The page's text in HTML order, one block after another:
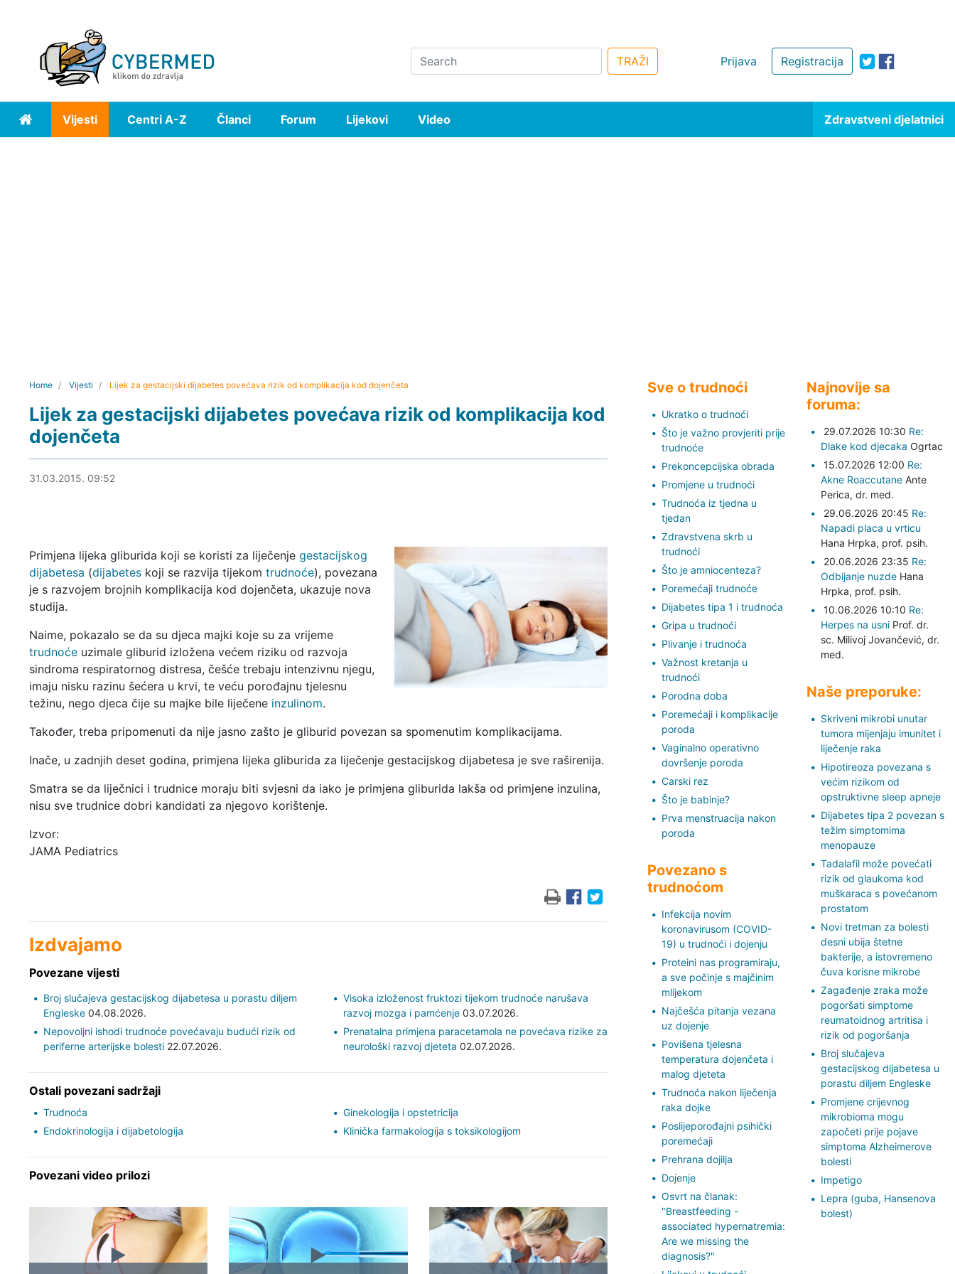
Registracija
Prijava
Search TRAŽI
Home Vijesti Centri A-Z Članci Forum Lijekovi Video Zdravstveni djelatnici
Home Vijesti Lijek za gestacijski dijabetes povećava rizik od komplikacija kod dojenčeta
Lijek za gestacijski dijabetes povećava rizik od komplikacija kod
dojenčeta
31.03.2015. 10:21
31.03.2015. 09:52
Primjena lijeka gliburida koji se koristi za liječenje gestacijskog
dijabetesa (dijabeteskoji se razvija tijekom trudnoće), povezana
je s razvojem brojnih komplikacija kod dojenčeta, ukazuje nova
studija.
Naime, pokazalo se da su djeca majki koje su za vrijeme
trudnoćeuzimale gliburid izložena većem riziku od razvoja
sindroma respiratornog distresa, češće trebaju intenzivnu njegu,
imaju nisku razinu šećera u krvi, te veću porođajnu tjelesnu
težinu, nego djeca čije su majke bile liječene inzulinom.
Također, treba pripomenuti da nije jasno zašto je gliburid povezan sa spomenutim komplikacijama.
Inače, u zadnjih deset godina, primjena lijeka gliburida za liječenje gestacijskog dijabetesa je sve raširenija.
Smatra se da liječnici i trudnice moraju biti svjesni da iako je primjena gliburida lakša od primjene inzulina,
nisu sve trudnice dobri kandidati za njegovo korištenje.
Izvor:
JAMA Pediatrics
Izdvajamo
Povezane vijesti
Broj slučajeva gestacijskog dijabetesa u porastu diljem
Engleske04.08.2026.
Nepovoljni ishodi trudnoće povećavaju budući rizik od
periferne arterijske bolesti22.07.2026.
Visoka izloženost fruktozi tijekom trudnoće narušava
razvoj mozga i pamćenje 03.07.2026.
Prenatalna primjena paracetamola ne povećava rizike za
neurološki razvoj djeteta 02.07.2026.
Ostali povezani sadržaji
Trudnoća
Endokrinologija i dijabetologija
Ginekologija i opstetricija
Klinička farmakologija s toksikologijom
Povezani video prilozi
Sve o trudnoći
Ukratko o trudnoći
Što je važno provjeriti prije
trudnoće
Prekoncepcijska obrada
Promjene u trudnoći
Trudnoća iz tjedna u
tjedan
Zdravstvena skrb u
trudnoći
Što je amniocenteza?
Poremećaji trudnoće
Dijabetes tipa 1 i trudnoća
Gripa u trudnoći
Plivanje i trudnoća
Važnost kretanja u
trudnoći
Porodna doba
Poremećaji i komplikacije
poroda
Vaginalno operativno
dovršenje poroda
Carski rez
Što je babinje?
Prva menstruacija nakon
poroda
Povezano s
trudnoćom
Infekcija novim
koronavirusom (COVID-
19) u trudnoći i dojenju
Proteini nas programiraju,
a sve počinje s majčinim
mlijekom
Najčešća pitanja vezana
uz dojenje
Povišena tjelesna
temperatura dojenčeta i
malog djeteta
Trudnoća nakon liječenja
raka dojke
Poslijeporođajni psihički
poremećaji
Prehrana dojilja
Dojenje
Osvrt na članak:
"Breastfeeding -
associated hypernatremia:
Are we missing the
diagnosis?"
Najnovije sa
foruma:
29.07.2026 10:30 Re:
Dlake kod djecaka Ogrtac
15.07.2026 12:00 Re:
Akne Roaccutane Ante
Perica, dr. med.
29.06.2026 20:45 Re:
Napadi placa u vrticu
Hana Hrpka, prof. psih.
20.06.2026 23:35 Re:
Odbijanje nuzde Hana
Hrpka, prof. psih.
10.06.2026 10:10 Re:
Herpes na usni Prof. dr.
sc. Milivoj Jovančević, dr.
med.
Naše preporuke:
Skriveni mikrobi unutar
tumora mijenjaju imunitet i
liječenje raka
Hipotireoza povezana s
većim rizikom od
opstruktivne sleep apneje
Dijabetes tipa 2 povezan s
težim simptomima
menopauze
Tadalafil može povećati
rizik od glaukoma kod
muškaraca s povećanom
prostatom
Novi tretman za bolesti
desni ubija štetne
bakterije, a istovremeno
čuva korisne mikrobe
Zagađenje zraka može
pogoršati simptome
reumatoidnog artritisa i
rizik od pogoršanja
Broj slučajeva
gestacijskog dijabetesa u
porastu diljem Engleske
Promjene crijevnog
mikrobioma mogu
započeti prije pojave
simptoma Alzheimerove
bolesti
Impetigo
Lepra (guba, Hansenova
bolest)